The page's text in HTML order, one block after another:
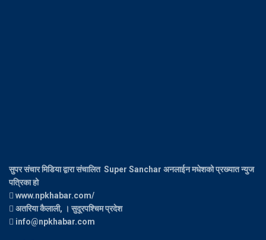
सुपर संचार मिडिया द्वारा संचालित Super Sanchar अनलाईन मधेशको प्रख्यात न्युज
पत्रिका हो
www.npkhabar.com/
अतरिया कैलाली, । सुदूरपश्चिम प्रदेश
info@npkhabar.com